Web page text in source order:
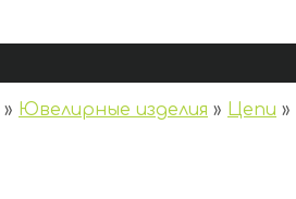
» Ювелирные изделия » Цепи »